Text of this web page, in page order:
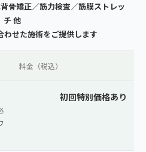
骨矯正／筋力検査／筋膜ストレッ
チ 他
わせた施術をご提供します
料金（税込）
初回特別価格あり